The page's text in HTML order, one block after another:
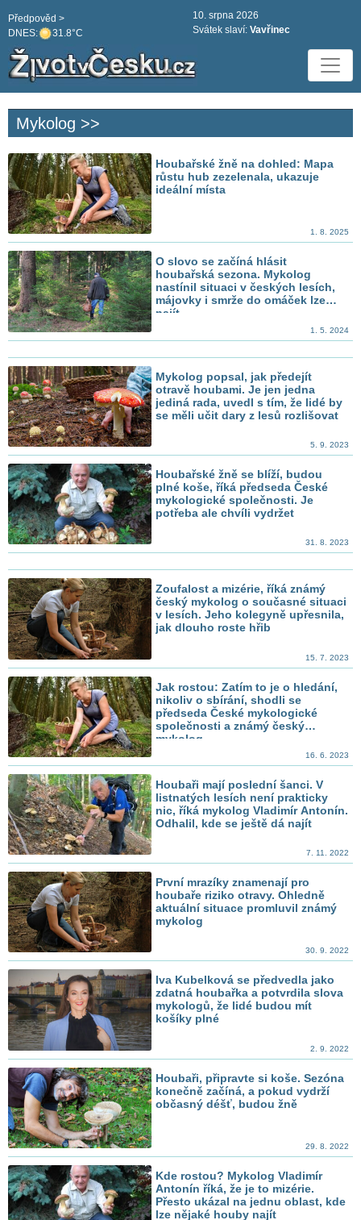
DNES: 31.8°C
Předpověd >
10. srpna 2026
Svátek slaví: Vavřinec
Mykolog >>
Houbařské žně na dohled: Mapa
růstu hub zezelenala, ukazuje
ideální místa
1. 8. 2025
O slovo se začíná hlásit
houbařská sezona. Mykolog
nastínil situaci v českých lesích,
májovky i smrže do omáček lze
najít
1. 5. 2024
Mykolog popsal, jak předejít
otravě houbami. Je jen jedna
jediná rada, uvedl s tím, že lidé by
se měli učit dary z lesů rozlišovat
5. 9. 2023
Houbařské žně se blíží, budou
plné koše, říká předseda České
mykologické společnosti. Je
potřeba ale chvíli vydržet
31. 8. 2023
Zoufalost a mizérie, říká známý
český mykolog o současné situaci
v lesích. Jeho kolegyně upřesnila,
jak dlouho roste hřib
15. 7. 2023
Jak rostou: Zatím to je o hledání,
nikoliv o sbírání, shodli se
předseda České mykologické
společnosti a známý český
mykolog
16. 6. 2023
Houbaři mají poslední šanci. V
listnatých lesích není prakticky
nic, říká mykolog Vladimír Antonín.
Odhalil, kde se ještě dá najít
7. 11. 2022
První mrazíky znamenají pro
houbaře riziko otravy. Ohledně
aktuální situace promluvil známý
mykolog
30. 9. 2022
Iva Kubelková se předvedla jako
zdatná houbařka a potvrdila slova
mykologů, že lidé budou mít
košíky plné
2. 9. 2022
Houbaři, připravte si koše. Sezóna
konečně začíná, a pokud vydrží
občasný déšť, budou žně
29. 8. 2022
Kde rostou? Mykolog Vladimír
Antonín říká, že je to mizérie.
Přesto ukázal na jednu oblast, kde
lze nějaké houby najít